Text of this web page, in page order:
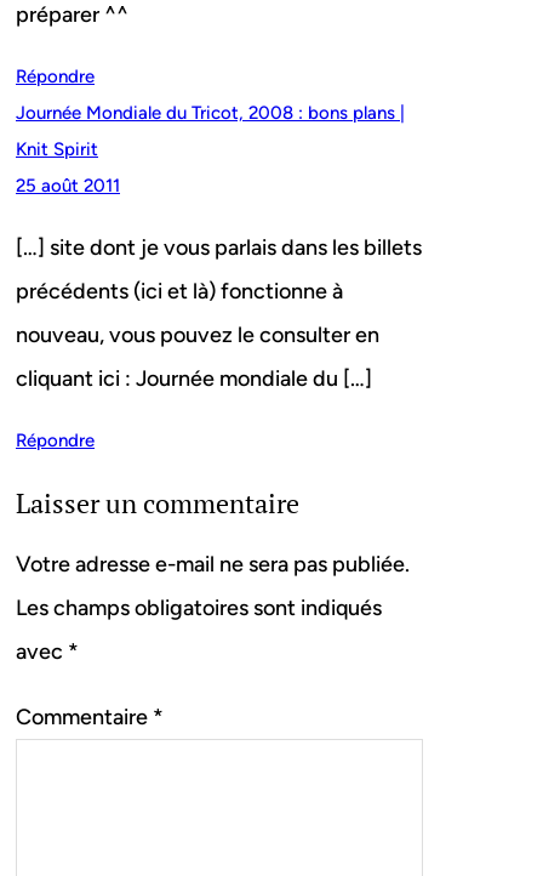
préparer ^^
Répondre
Journée Mondiale du Tricot, 2008 : bons plans |
Knit Spirit
25 août 2011
[…] site dont je vous parlais dans les billets
précédents (ici et là) fonctionne à
nouveau, vous pouvez le consulter en
cliquant ici : Journée mondiale du […]
Répondre
Laisser un commentaire
Votre adresse e-mail ne sera pas publiée.
Les champs obligatoires sont indiqués
avec *
Commentaire *